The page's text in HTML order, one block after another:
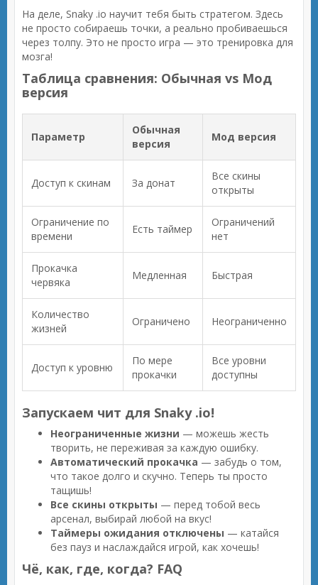
На деле, Snaky .io научит тебя быть стратегом. Здесь
не просто собираешь точки, а реально пробиваешься
через толпу. Это не просто игра — это тренировка для
мозга!
Таблица сравнения: Обычная vs Мод
версия
Параметр
Обычная
версия
Мод версия
Доступ к скинам За донат
Все скины
открыты
Ограничение по
времени
Есть таймер
Ограничений
нет
Прокачка
червяка
Медленная Быстрая
Количество
жизней
Ограничено Неограниченно
Доступ к уровню
По мере
прокачки
Все уровни
доступны
Запускаем чит для Snaky .io!
Неограниченные жизни — можешь жесть
творить, не переживая за каждую ошибку.
Автоматический прокачка — забудь о том,
что такое долго и скучно. Теперь ты просто
тащишь!
Все скины открыты — перед тобой весь
арсенал, выбирай любой на вкус!
Таймеры ожидания отключены — катайся
без пауз и наслаждайся игрой, как хочешь!
Чё, как, где, когда? FAQ